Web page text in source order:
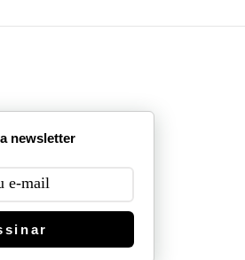
newsletter